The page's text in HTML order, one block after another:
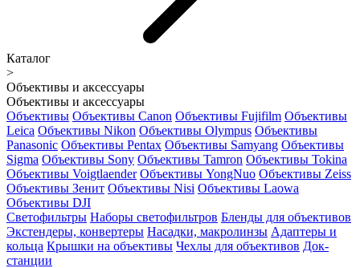
Каталог
>
Объективы и аксессуары
Объективы и аксессуары
Объективы Объективы Canon Объективы Fujifilm Объективы
Leica Объективы Nikon Объективы Olympus Объективы
Panasonic Объективы Pentax Объективы Samyang Объективы
Sigma Объективы Sony Объективы Tamron Объективы Tokina
Объективы Voigtlaender Объективы YongNuo Объективы Zeiss
Объективы Зенит Объективы Nisi Объективы Laowa
Объективы DJI
Светофильтры Наборы светофильтров Бленды для объективов
Экстендеры, конвертеры Насадки, макролинзы Адаптеры и
кольца Крышки на объективы Чехлы для объективов Док-
станции